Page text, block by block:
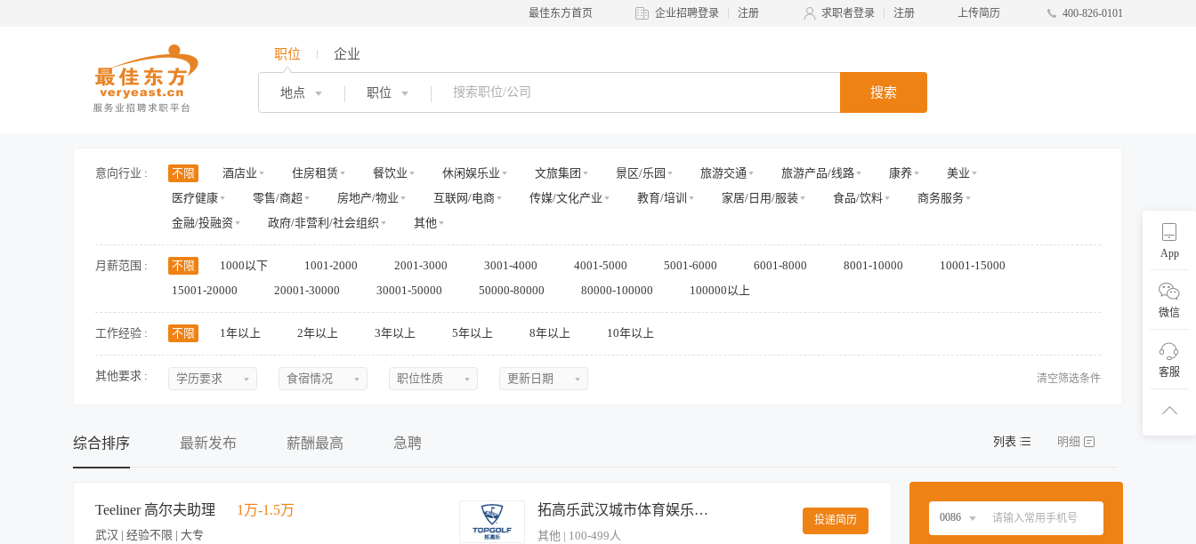
最佳东方首页 企业招聘登录 注册 求职者登录 注册 上传简历 400-826-0101
职位 企业
地点 职位 搜索
App
微信
客服
意向行业 : 不限 酒店业 住房租赁 餐饮业 休闲娱乐业 文旅集团 景区/乐园 旅游交通 旅游产品/线路 康养
美业
医疗健康
零售/商超 房地产/物业 互联网/电商 传媒/文化产业 教育/培训 家居/日用/服装 食品/饮料
商务服务
金融/投融资
政府/非营利/社会组织 其他
月薪范围 : 不限 1000以下 1001-2000 2001-3000 3001-4000 4001-5000 5001-6000 6001-8000 8001-10000
10001-15000
15001-20000
20001-30000 30001-50000 50000-80000 80000-100000 100000以上
工作经验 : 不限 1年以上 2年以上 3年以上 5年以上 8年以上 10年以上
其他要求 : 学历要求
初中
高中
大专
食宿情况
提供食宿
职位性质
全职
更新日期
近一周
近两周
清空筛选条件
综合排序 最新发布 薪酬最高 急聘
Teeliner 高尔夫助理 1万-1.5万
武汉 | 经验不限 | 大专
拓高乐武汉城市体育娱乐中心
其他 | 100-499人
投递简历
列表 明细
0086